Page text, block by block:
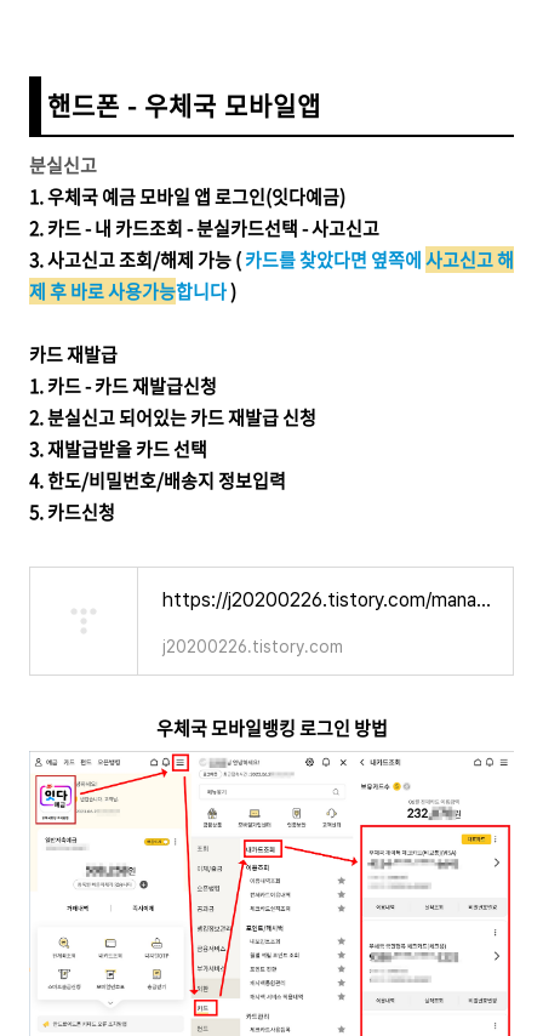
핸드폰 - 우체국 모바일앱
분실신고
1.우체국 예금 모바일 앱 로그인(잇다예금)
2. 카드 - 내 카드조회 - 분실카드선택 - 사고신고
3. 사고신고 조회/해제 가능 (카드를 찾았다면 옆쪽에사고신고 해
제 후 바로 사용가능합니다)
카드 재발급
1. 카드 - 카드 재발급신청
2. 분실신고 되어있는 카드 재발급 신청
3. 재발급받을 카드 선택
4. 한도/비밀번호/배송지 정보입력
5. 카드신청
https://j20200226.tistory.com/manage/newpost/13?returnURL=https%3A%2F%2Fj20200226.tistory.com%2Fmanage%2Fposts&type=post
j20200226.tistory.com
우체국 모바일뱅킹 로그인 방법